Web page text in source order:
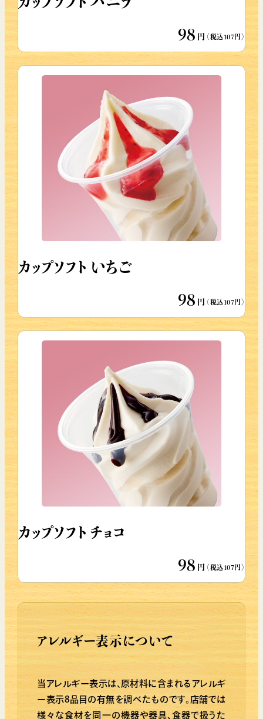
98 円 （税込107円）
カップソフト いちご
98 円 （税込107円）
カップソフト チョコ
98 円 （税込107円）
アレルギー表示について
当アレルギー表示は、原材料に含まれるアレルギ
ー表示8品目の有無を調べたものです。店舗では
様々な食材を同一の機器や器具、食器で扱うた